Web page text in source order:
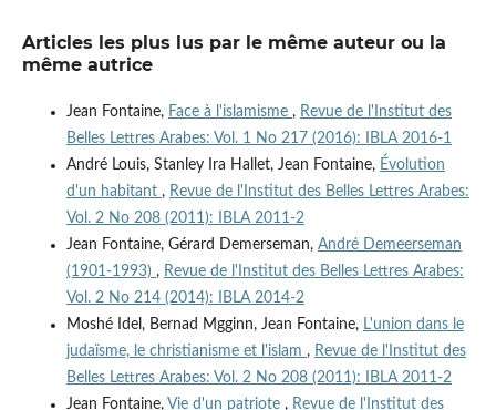
Articles les plus lus par le même auteur ou la
même autrice
Jean Fontaine, Face à l'islamisme , Revue de l'Institut des
Belles Lettres Arabes: Vol. 1 No 217 (2016): IBLA 2016-1
André Louis, Stanley Ira Hallet, Jean Fontaine, Évolution
d'un habitant , Revue de l'Institut des Belles Lettres Arabes:
Vol. 2 No 208 (2011): IBLA 2011-2
Jean Fontaine, Gérard Demerseman, André Demeerseman
(1901-1993) , Revue de l'Institut des Belles Lettres Arabes:
Vol. 2 No 214 (2014): IBLA 2014-2
Moshé Idel, Bernad Mgginn, Jean Fontaine, L'union dans le
judaïsme, le christianisme et l'islam , Revue de l'Institut des
Belles Lettres Arabes: Vol. 2 No 208 (2011): IBLA 2011-2
Jean Fontaine, Vie d'un patriote , Revue de l'Institut des